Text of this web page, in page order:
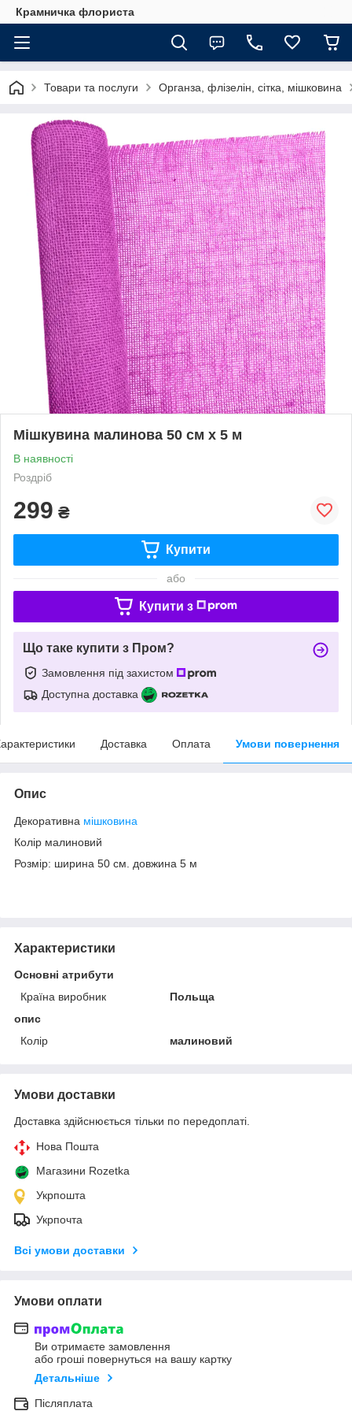
Крамничка флориста
Товари та послуги Органза, флізелін, сітка, мішковина
Мішкувина малинова 50 см х 5 м
В наявності
Роздріб
299 ₴
Купити
або
Купити з
Що таке купити з Пром?
Замовлення під захистом
Доступна доставка
Доставка Оплата Умови повернення
Опис
Декоративна мішковина
Колір малиновий
Розмір: ширина 50 см. довжина 5 м
Характеристики
Основні атрибути
Країна виробник
Польща
опис
Колір
малиновий
Умови доставки
Доставка здійснюється тільки по передоплаті.
Нова Пошта
Магазини Rozetka
Укрпошта
Укрпочта
Всі умови доставки
Умови оплати
Ви отримаєте замовлення
або гроші повернуться на вашу картку
Детальніше
Післяплата